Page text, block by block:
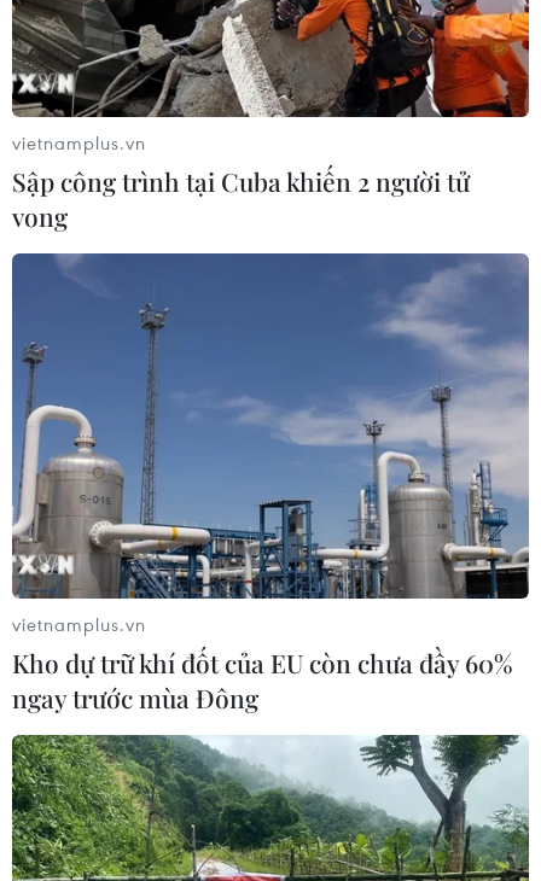
vietnamplus.vn
Sập công trình tại Cuba khiến 2 người tử
vong
vietnamplus.vn
Kho dự trữ khí đốt của EU còn chưa đầy 60%
ngay trước mùa Đông